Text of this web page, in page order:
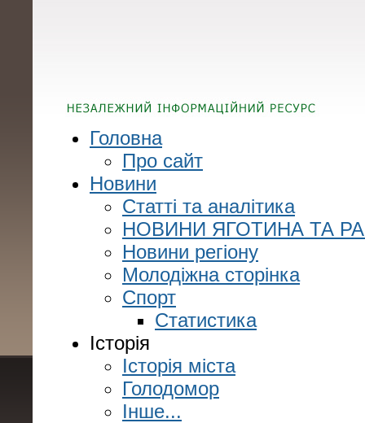
Головна
Про сайт
Новини
Статті та аналітика
НОВИНИ ЯГОТИНА ТА
Новини регіону
Молодіжна сторінка
Спорт
Статистика
Історія
Історія міста
Голодомор
Інше...